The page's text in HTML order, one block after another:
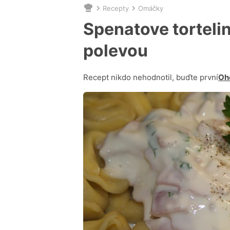
Nacházíte
se
zde:
Recepty Omáčky
Spenatove
polevou
Recept nikdo nehodnotil, buďte první